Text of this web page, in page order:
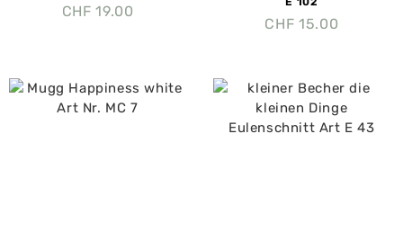
CHF 19.00
CHF 15.00